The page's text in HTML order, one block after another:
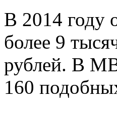
В 2014 году
более 9
рублей. В
160